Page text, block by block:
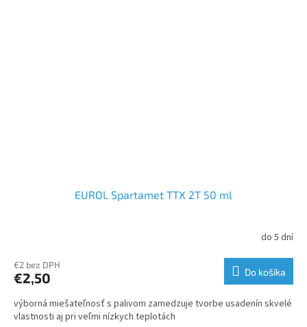
EUROL Spartamet TTX 2T 50 ml
do 5 dní
€2 bez DPH
€2,50 Do košíka
výborná miešateľnosť s palivom zamedzuje tvorbe usadenín skvelé
vlastnosti aj pri veľmi nízkych teplotách